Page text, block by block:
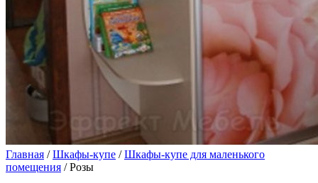
Главная /Шкафы-купе /Шкафы-купе для маленького
помещения / Розы